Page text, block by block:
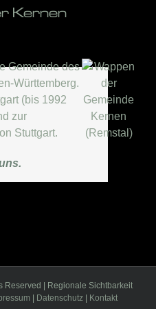
Kernen
Gemeinde des
Württemberg.
(bis 1992
zur
Stuttgart.
Reserved | Regionale Sichtbarkeit
| Datenschutz | Kontakt